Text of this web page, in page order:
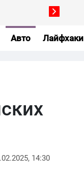
Авто Лайфхаки
14:30